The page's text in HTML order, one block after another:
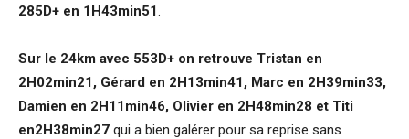
285D+ en 1H43min51.
Sur le 24km avec 553D+ on retrouve Tristan en
2H02min21, Gérard en 2H13min41, Marc en 2H39min33,
Damien en 2H11min46, Olivier en 2H48min28 et Titi
en2H38min27 qui a bien galérer pour sa reprise sans